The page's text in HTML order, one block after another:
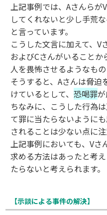
上記事例では、Aさんらが
してくれないと少し手荒
と言っています。
こうした文言に加えて、
およびCさんがいること
人を畏怖させるようなもの
そうすると、Aさんは脅
けているとして、恐喝罪
ちなみに、こうした行為
て罪に当たらないように
されることは少ない点に注
上記事例においても、Vさ
求める方法はあったと考
たらないと考えられます。
【示談による事件の解決】